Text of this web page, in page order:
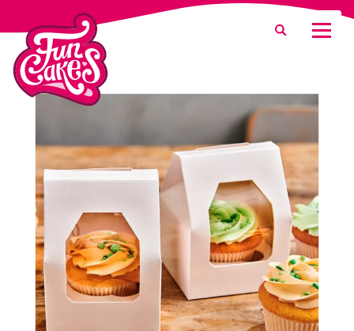
¿Qué estás buscando?
Buscar